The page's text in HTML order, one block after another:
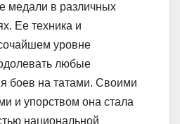
медали в различных
Ее техника и
уровне
любые
боев на татами. Своими
и упорством она стала
национальной